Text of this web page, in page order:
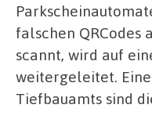
falschen QRCodes
scannt, wird auf
weitergeleitet.
Tiefbauamts sind